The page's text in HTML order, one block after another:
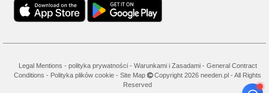
Legal Mentions - polityka prywatności- Warunkami i Zasadami- General Contract
Conditions - Polityka plików cookie - Site Map
Copyright 2026 needen.pl - All Rights
Reserved